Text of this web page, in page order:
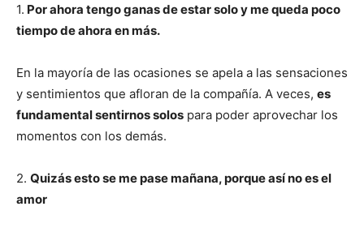
1. Por ahora tengo ganas de estar solo y me queda poco
tiempo de ahora en más.
En la mayoría de las ocasiones se apela a las sensaciones
y sentimientos que afloran de la compañía. A veces, es
fundamental sentirnos solos para poder aprovechar los
momentos con los demás.
2. Quizás esto se me pase mañana, porque así no es el
amor